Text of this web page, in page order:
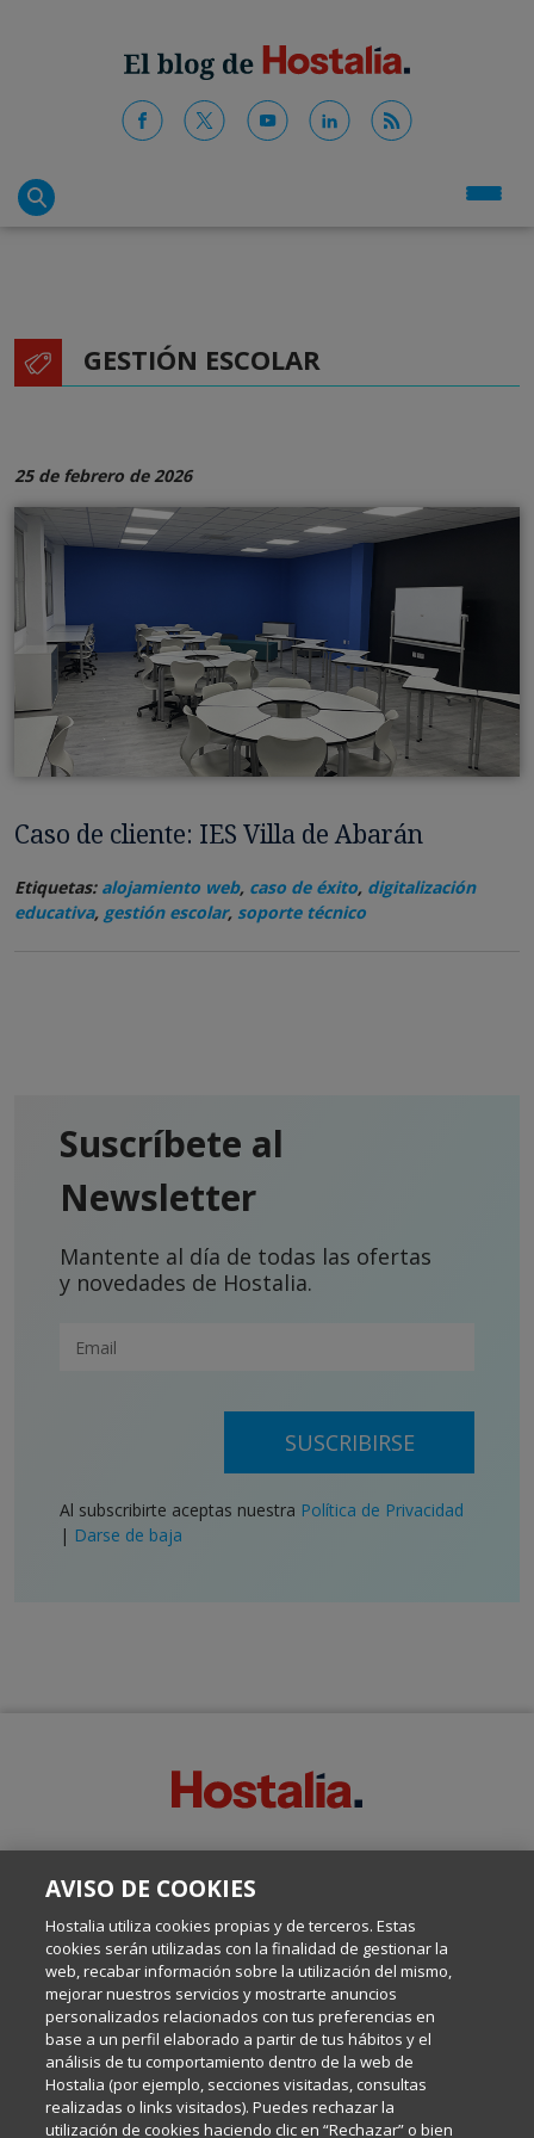
GESTIÓN ESCOLAR
25 de febrero de 2026
Caso de cliente: IES Villa de Abarán
Etiquetas: alojamiento web, caso de éxito, digitalización
educativa, gestión escolar, soporte técnico
Suscríbete al
Newsletter
Mantente al día de todas las ofertas
y novedades de Hostalia.
SUSCRIBIRSE
Al subscribirte aceptas nuestra Política de Privacidad
| Darse de baja
Escrito por el equipo de Comunicación de Hostalia, dirigido por
Internet y Tecnología.
Política de privacidad
Política de cookies
AVISO DE COOKIES
Hostalia utiliza cookies propias y de terceros. Estas
cookies serán utilizadas con la finalidad de gestionar la
web, recabar información sobre la utilización del mismo,
mejorar nuestros servicios y mostrarte anuncios
personalizados relacionados con tus preferencias en
base a un perfil elaborado a partir de tus hábitos y el
análisis de tu comportamiento dentro de la web de
Hostalia (por ejemplo, secciones visitadas, consultas
realizadas o links visitados). Puedes rechazar la
utilización de cookies haciendo clic en “Rechazar” o bien